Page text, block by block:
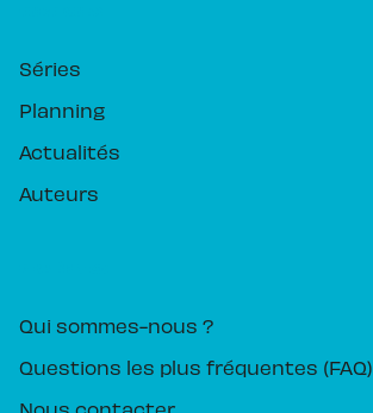
Séries
Planning
Actualités
Auteurs
Qui sommes-nous ?
Questions les plus fréquentes (FAQ)